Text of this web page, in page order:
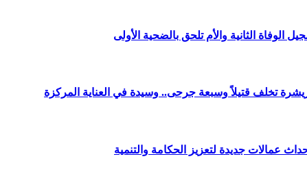
الثانية والأم تلحق بالضحية الأولى
تخلف قتيلاً وسبعة جرحى.. وسيدة في العناية المركزة